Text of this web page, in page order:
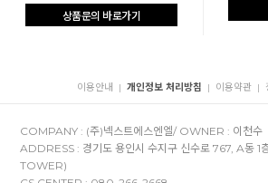
상품문의 바로가기
이용안내 | 개인정보 처리방침 | 이용약관 |
COMPANY : (주)넥스트에스엔엘/ OWNER : 이천수
ADDRESS : 경기도 용인시 수지구 신수로 767, A동 1
TOWER)